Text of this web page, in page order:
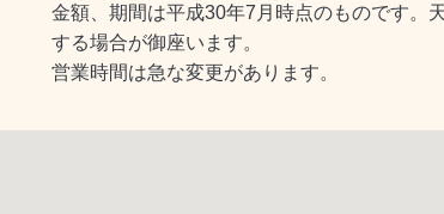
金額、期間は平成30年7月時点のものです。
する場合が御座います。
営業時間は急な変更があります。